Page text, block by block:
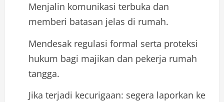
Menjalin komunikasi terbuka dan
memberi batasan jelas di rumah.
Mendesak regulasi formal serta proteksi
hukum bagi majikan dan pekerja rumah
tangga.
Jika terjadi kecurigaan: segera laporkan ke